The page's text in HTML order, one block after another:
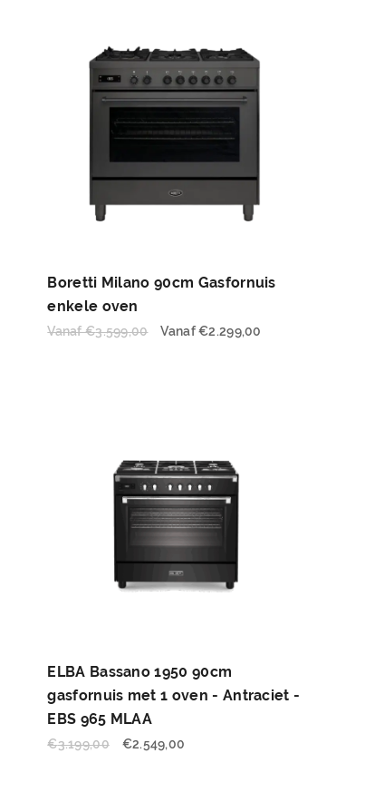
Boretti Milano 90cm Gasfornuis
enkele oven
Vanaf€3.599,00 Vanaf€2.299,00
ELBA Bassano 1950 90cm
gasfornuis met 1 oven - Antraciet -
EBS 965 MLAA
€3.199,00 €2.549,00